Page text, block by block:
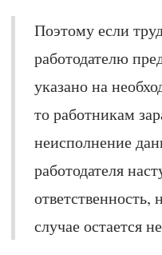
Поэтому если
работодателю
указано на
то работникам
неисполнение
работодателя
случае остается